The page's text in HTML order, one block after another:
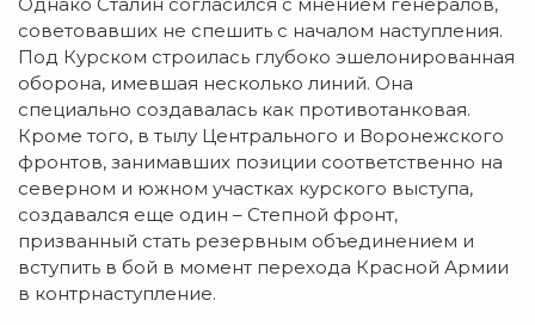
советовавших не спешить с началом наступления.
Под Курском строилась глубоко эшелонированная
оборона, имевшая несколько линий. Она
специально создавалась как противотанковая.
Кроме того, в тылу Центрального и Воронежского
фронтов, занимавших позиции соответственно на
северном и южном участках курского выступа,
создавался еще один – Степной фронт,
призванный стать резервным объединением и
вступить в бой в момент перехода Красной Армии
в контрнаступление.